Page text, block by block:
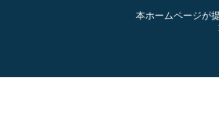
本ホームページが